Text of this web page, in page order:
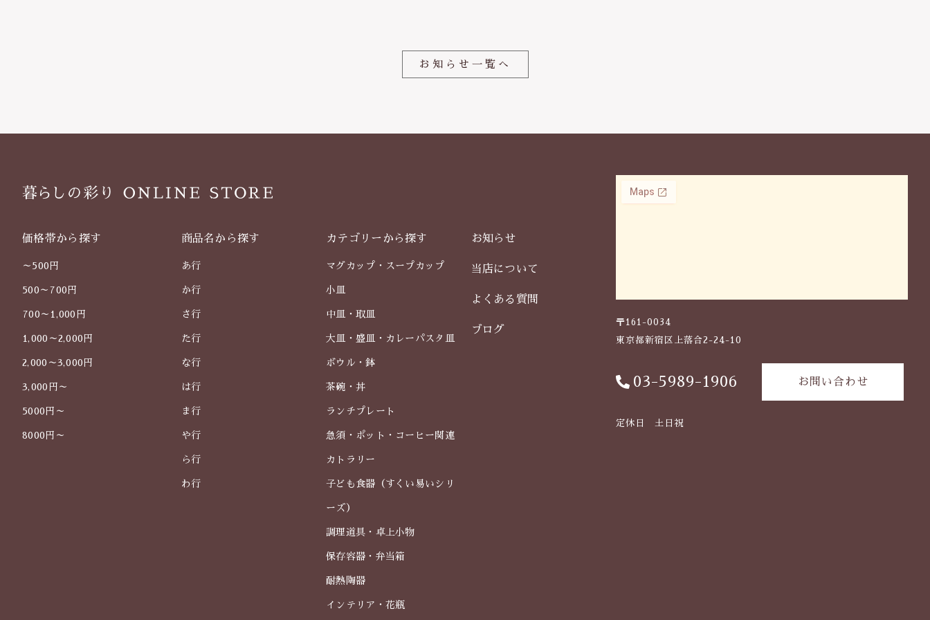
k
お知らせ一覧へ
価格帯から探す
～500円
500～700円
700～1,000円
1,000～2,000円
2,000～3,000円
3,000円～
5000円～
8000円～
商品名から探す
あ行
か行
さ行
た行
な行
は行
ま行
や行
ら行
わ行
カテゴリーから探す
マグカップ・スープカップ
小皿
中皿・取皿
大皿・盛皿・カレーパスタ皿
ボウル・鉢
茶碗・丼
ランチプレート
急須・ポット・コーヒー関連
カトラリー
子ども食器（すくい易いシリ
ーズ）
調理道具・卓上小物
保存容器・弁当箱
耐熱陶器
インテリア・花瓶
お知らせ
当店について
よくある質問
ブログ
〒161-0034
東京都新宿区上落合2-24-10
03-5989-1906 お問い合わせ
定休日 土日祝